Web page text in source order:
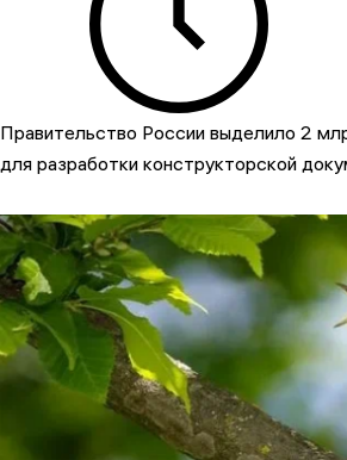
Правительство России выделило 2
для разработки конструкторской